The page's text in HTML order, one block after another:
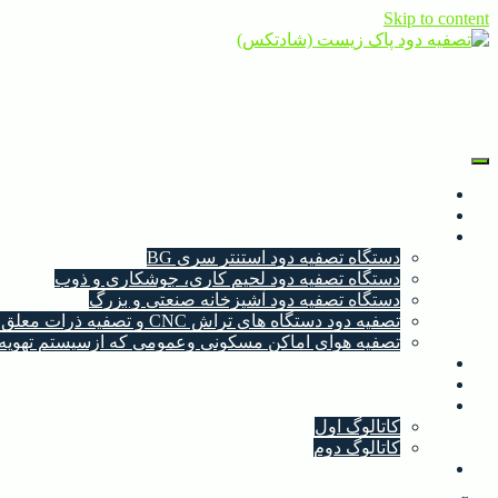
Skip to content
دستگاه تصفیه دود استنتر سری BG
دستگاه تصفیه دود لحیم کاری، جوشکاری و ذوب
دستگاه تصفیه دود آشپزخانه صنعتی و بزرگ
تصفیه دود دستگاه های تراش CNC و تصفیه ذرات معلق روغنی در هوا
تصفیه هوای اماکن مسکونی وعمومی که ازسیستم تهویه
کاتالوگ اول
کاتالوگ دوم